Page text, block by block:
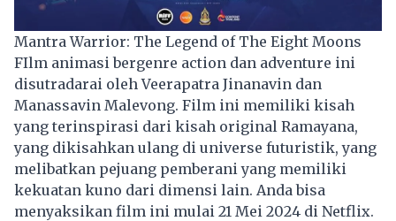
Mantra Warrior: The Legend of The Eight Moons
FIlm animasi bergenre action dan adventure ini
disutradarai oleh Veerapatra Jinanavin dan
Manassavin Malevong. Film ini memiliki kisah
yang terinspirasi dari kisah original Ramayana,
yang dikisahkan ulang di universe futuristik, yang
melibatkan pejuang pemberani yang memiliki
kekuatan kuno dari dimensi lain. Anda bisa
menyaksikan film ini mulai 21 Mei 2024 di Netflix.